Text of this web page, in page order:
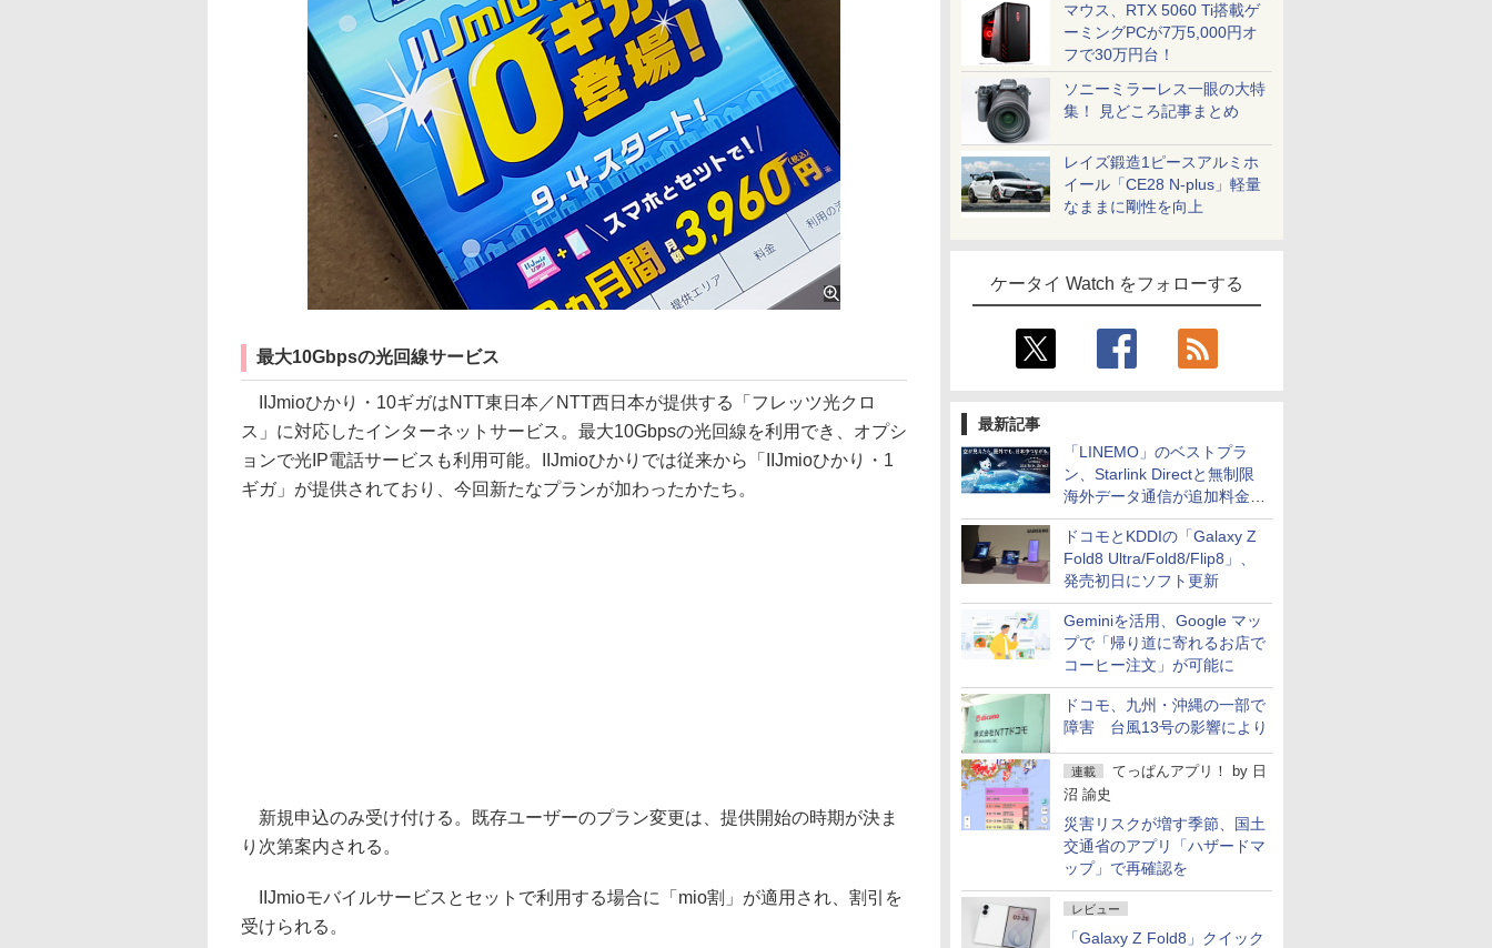
マウス、RTX 5060 Ti搭載ゲ
ーミングPCが7万5,000円オ
フで30万円台！
ソニーミラーレス一眼の大特
集！ 見どころ記事まとめ
レイズ鍛造1ピースアルミホ
イール「CE28 N-plus」軽量
なままに剛性を向上
ケータイ Watch をフォローする
最新記事
「LINEMO」のベストプラ
ン、Starlink Directと無制限
海外データ通信が追加料金な
しに
ドコモとKDDIの「Galaxy Z
Fold8 Ultra/Fold8/Flip8」、
発売初日にソフト更新
Geminiを活用、Google マッ
プで「帰り道に寄れるお店で
コーヒー注文」が可能に
ドコモ、九州・沖縄の一部で
障害 台風13号の影響により
連載 てっぱんアプリ！ by 日
沼 諭史
災害リスクが増す季節、国土
交通省のアプリ「ハザードマ
ップ」で再確認を
レビュー
「Galaxy Z Fold8」クイック
最大10Gbpsの光回線サービス
IIJmioひかり・10ギガはNTT東日本／NTT西日本が提供する「フレッツ光クロ
ス」に対応したインターネットサービス。最大10Gbpsの光回線を利用でき、オプシ
ョンで光IP電話サービスも利用可能。IIJmioひかりでは従来から「IIJmioひかり・1
ギガ」が提供されており、今回新たなプランが加わったかたち。
新規申込のみ受け付ける。既存ユーザーのプラン変更は、提供開始の時期が決ま
り次第案内される。
IIJmioモバイルサービスとセットで利用する場合に「mio割」が適用され、割引を
受けられる。